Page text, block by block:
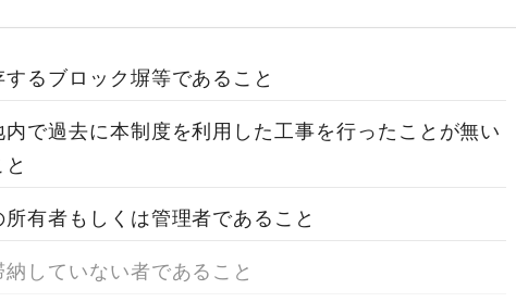
るブロック塀等であること
で過去に本制度を利用した工事を行ったことが無い
有者もしくは管理者であること
していない者であること